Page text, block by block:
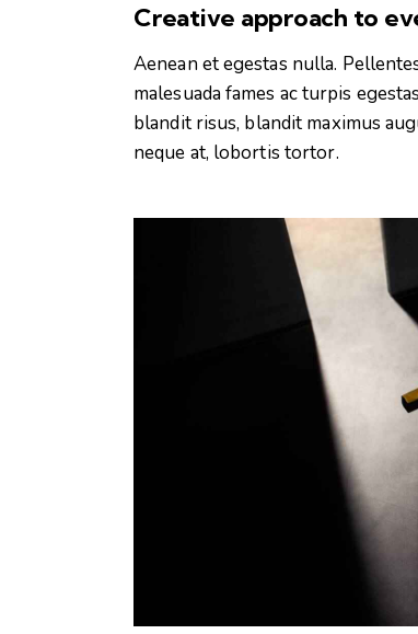
Creative approach to
Aenean et egestas nulla.
malesuada fames ac turpis
blandit risus, blandit maximus
neque at, lobortis tortor.